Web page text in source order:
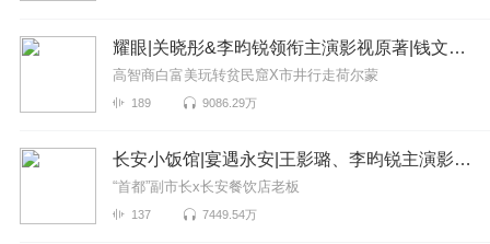
耀眼|关晓彤&李昀锐领衔主演影视原著|钱文青|篛藜|温暖治愈系校园甜文
高智商白富美玩转贫民窟X市井行走荷尔蒙
189 9086.29万
长安小饭馆|宴遇永安|王影璐、李昀锐主演影视原著|樱桃糕|美食甜宠两不误 8082Audio制作【高甜剧场】
“首都”副市长x长安餐饮店老板
137 7449.54万